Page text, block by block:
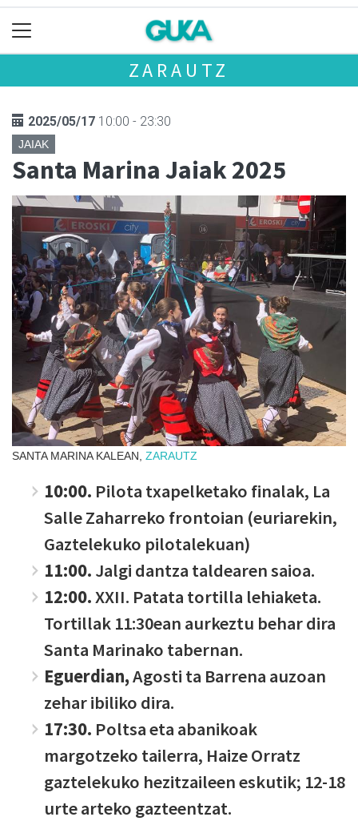
ZARAUTZ
2025/05/17 10:00 - 23:30
JAIAK
Santa Marina Jaiak 2025
SANTA MARINA KALEAN, ZARAUTZ
10:00. Pilota txapelketako finalak, La
Salle Zaharreko frontoian (euriarekin,
Gaztelekuko pilotalekuan)
11:00. Jalgi dantza taldearen saioa.
12:00.XXII. Patata tortilla lehiaketa.
Tortillak 11:30ean aurkeztu behar dira
Santa Marinako tabernan.
Eguerdian,Agosti ta Barrena auzoan
zehar ibiliko dira.
17:30. Poltsa eta abanikoak
margotzeko tailerra, Haize Orratz
gaztelekuko hezitzaileen eskutik; 12-18
urte arteko gazteentzat.